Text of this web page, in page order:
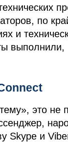
по
и
это не
Skype и